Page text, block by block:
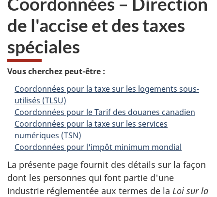
de l'accise et des taxes
spéciales
Vous cherchez peut-être :
Coordonnées pour la taxe sur les logements sous-
utilisés (TLSU)
Coordonnées pour le Tarif des douanes canadien
Coordonnées pour la taxe sur les services
numériques (TSN)
Coordonnées pour l'impôt minimum mondial
La présente page fournit des détails sur la façon
dont les personnes qui font partie d'une
industrie réglementée aux termes de la Loi sur la